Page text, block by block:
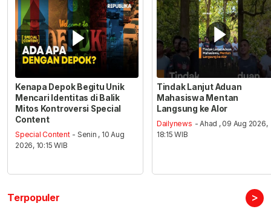
Kenapa Depok Begitu Unik
Mencari Identitas di Balik
Mitos Kontroversi Special
Content
Special Content - Senin , 10 Aug
2026, 10:15 WIB
Tindak Lanjut Aduan
Mahasiswa Mentan
Langsung ke Alor
Dailynews - Ahad , 09 Aug 2026,
18:15 WIB
Terpopuler >